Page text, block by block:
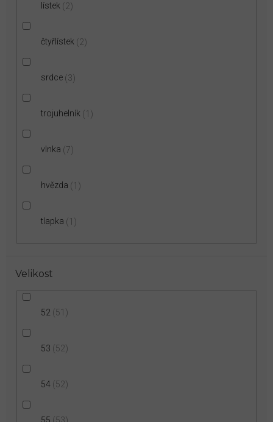
lístek 2
čtyřlístek 2
srdce 3
trojuhelník 1
vlnka 7
hvězda 1
tlapka 1
Velikost
52 51
53 52
54 52
55